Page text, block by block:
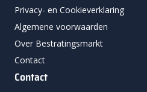
Privacy- en Cookieverklaring
Algemene voorwaarden
Over Bestratingsmarkt
Contact
Contact